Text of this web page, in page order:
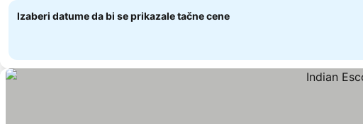
Izaberi datume da bi se prikazale tačne cene